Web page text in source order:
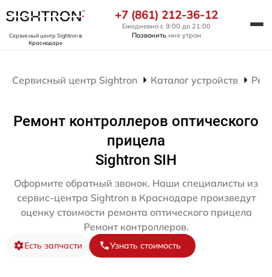
Сервисный центр Sightronв
Краснодаре
+7 (861) 212-36-12
Ежедневно с 9:00 до 21:00
Позвонить мне утром
Сервисный центр Sightron Каталог устройств
Ремонт контроллеров оптического
прицела
Sightron SIH
Оформите обратный звонок. Наши специалисты из
сервис-центра Sightron в Краснодаре произведут
оценку стоимости ремонта оптического прицела
Ремонт контроллеров.
Есть запчасти Узнать стоимость